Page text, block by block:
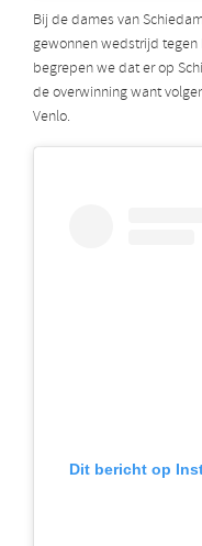
Bij de dames van
gewonnen wedstrijd tegen
begrepen we dat er op
de overwinning want
Venlo.
Dit bericht op